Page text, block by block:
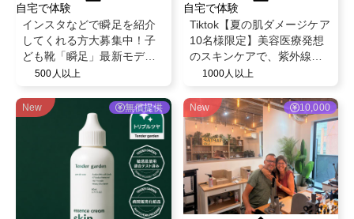
自宅で体験
インスタなどで瞬足を紹介
してくれる方大募集中！子
ども靴「瞬足」最新モデル
を履いて投稿✨
500人以上
自宅で体験
Tiktok【夏の肌ダメージケア
10名様限定】美容医療発想
のスキンケアで、紫外線や
乾燥でゆらぎやすい肌を整
ット
1000人以上
New 無償提供 New 10,000